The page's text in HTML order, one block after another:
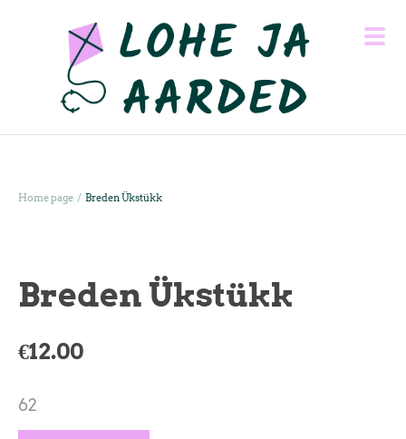
Home page / Breden Ükstükk
Breden Ükstükk
€12.00
62